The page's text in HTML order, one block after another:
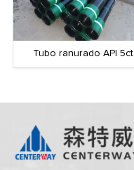
Tubo ranurado API 5ct